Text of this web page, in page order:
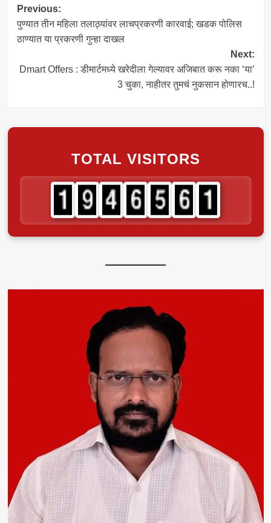
Post
navigation
Previous:
पुण्यात तीन महिला तलाठ्यांवर लाचप्रकरणी कारवाई; खडक पोलिस
ठाण्यात या प्रकरणी गुन्हा दाखल
Next:
Dmart Offers : डीमार्टमध्ये खरेदीला गेल्यावर अजिबात करू नका ‘या’
3 चुका, नाहीतर तुमचं नुकसान होणारच..!
TOTAL VISITORS